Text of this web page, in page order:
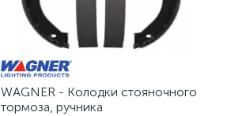
WAGNER - Колодки стояночного
тормоза, ручника